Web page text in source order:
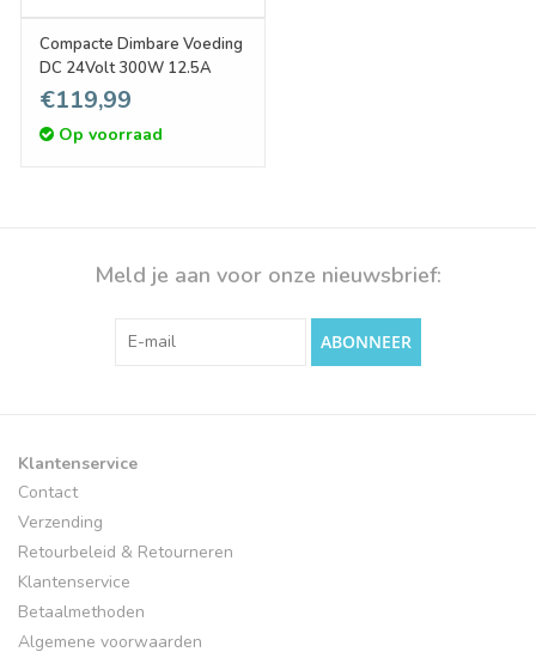
Compacte Dimbare Voeding
DC 24Volt 300W 12.5A
€119,99
Op voorraad
Meld je aan voor onze nieuwsbrief:
ABONNEER
Klantenservice
Contact
Verzending
Retourbeleid & Retourneren
Klantenservice
Betaalmethoden
Algemene voorwaarden